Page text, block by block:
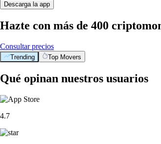
Descarga la app
Hazte con más de 400
Consultar precios
Trending Top Movers
Qué opinan nuestros usuarios
4.7